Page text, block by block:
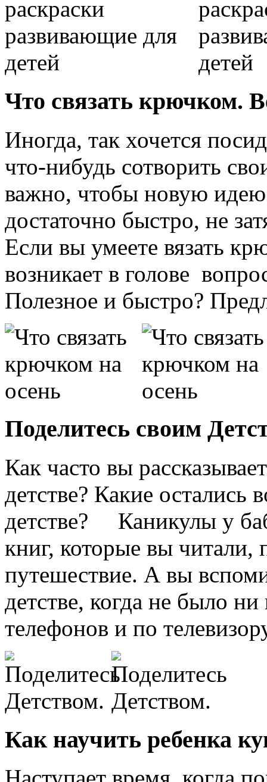
Что связать крючком.
Иногда, так хочется
что-нибудь сотворить
важно, чтобы новую
достаточно быстро, не
Если вы умеете вязать
возникает в голове
Полезное и быстро?
Поделитесь своим
Как часто вы
детстве? Какие остались
детстве? Каникулы у
книг, которые вы читали,
путешествие. А вы
детстве, когда не было
телефонов и по
Как научить ребенка